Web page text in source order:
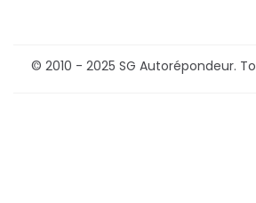
© 2010 - 2025 SG Autorépondeur.